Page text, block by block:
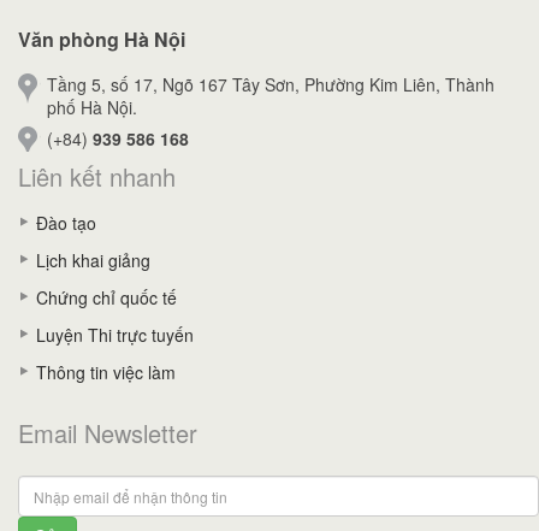
Văn phòng Hà Nội
Tầng 5, số 17, Ngõ 167 Tây Sơn, Phường Kim Liên, Thành
phố Hà Nội.
(+84) 939 586 168
Liên kết nhanh
Đào tạo
Lịch khai giảng
Chứng chỉ quốc tế
Luyện Thi trực tuyến
Thông tin việc làm
Email Newsletter